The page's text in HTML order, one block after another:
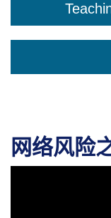
网络风险